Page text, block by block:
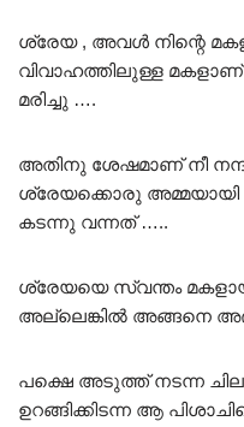
ശ്രേയ , അവൾ നിന്റെ
വിവാഹത്തിലുള്ള
മരിച്ചു ….
അതിനു ശേഷമാണ് നീ
ശ്രേയക്കൊരു അമ്മയായി
കടന്നു വന്നത് …..
ശ്രേയയെ സ്വന്തം
അല്ലെങ്കിൽ അങ്ങനെ
പക്ഷെ അടുത്ത് നടന്ന ചില
ഉറങ്ങിക്കിടന്ന ആ